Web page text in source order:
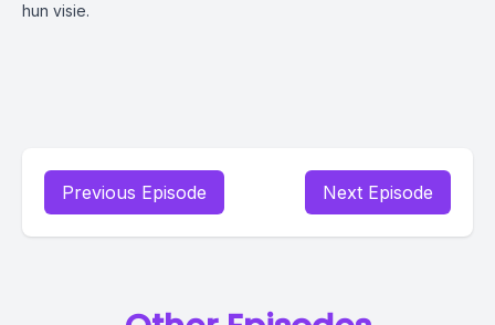
hun visie.
Previous Episode Next Episode